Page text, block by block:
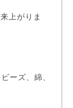
上がりま
ーズ、綿、